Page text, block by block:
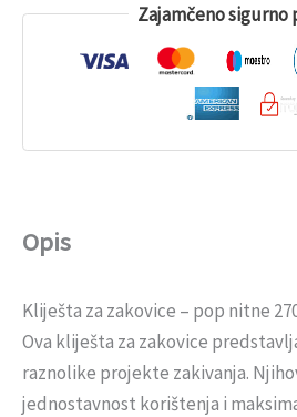
Zajamčeno sigurno
Opis
Kliješta za zakovice – pop nitne
Ova kliješta za zakovice
raznolike projekte zakivanja.
jednostavnost korištenja i